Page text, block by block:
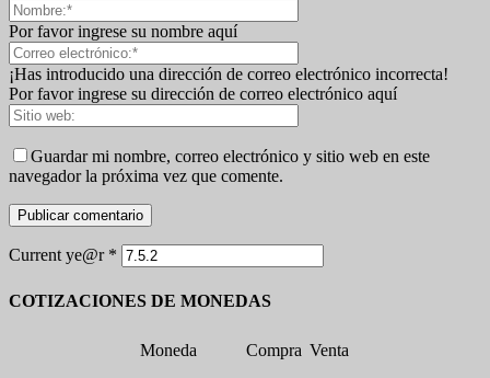
Por favor ingrese su nombre aquí
¡Has introducido una dirección de correo electrónico incorrecta!
Por favor ingrese su dirección de correo electrónico aquí
Guardar mi nombre, correo electrónico y sitio web en este
navegador la próxima vez que comente.
Current ye@r *
COTIZACIONES DE MONEDAS
Moneda Compra Venta